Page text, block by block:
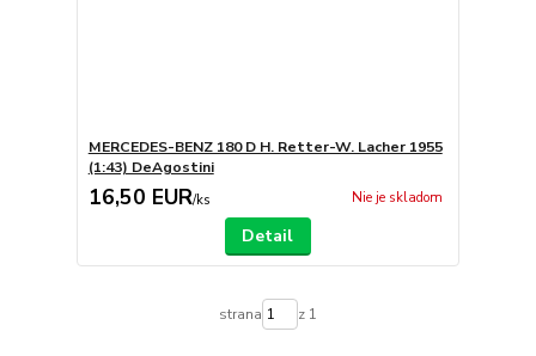
MERCEDES-BENZ 180 D H. Retter-W. Lacher 1955
(1:43) DeAgostini
16,50 EUR/ks Nie je skladom
Detail
strana z 1